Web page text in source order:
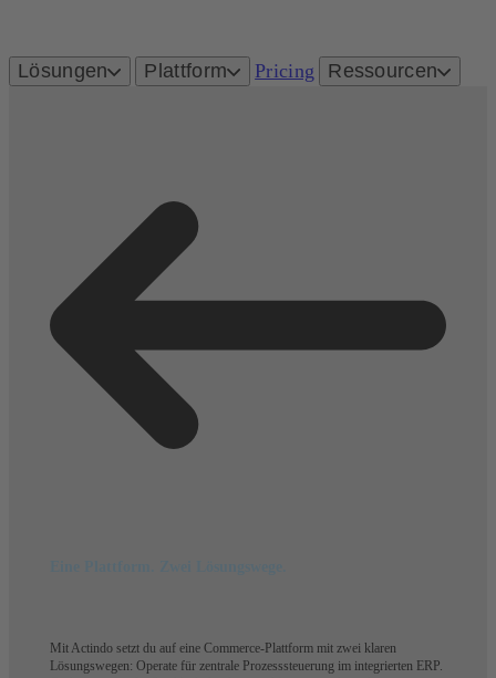
Lösungen Plattform Pricing Ressourcen
Mit Actindo setzt du auf eine Commerce-Plattform mit zwei klaren
Lösungswegen: Operate für zentrale Prozesssteuerung im integrierten ERP.